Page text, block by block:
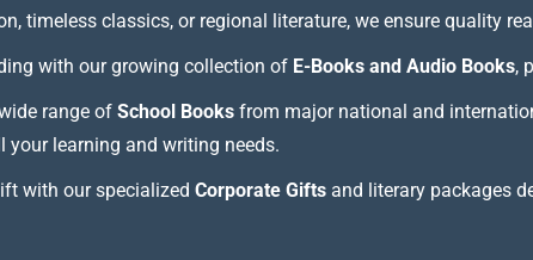
timeless classics, or regional literature, we ensure quality
with our growing collection of E-Books and Audio Books,
range of School Books from major national and
your learning and writing needs.
with our specialized Corporate Gifts and literary packages